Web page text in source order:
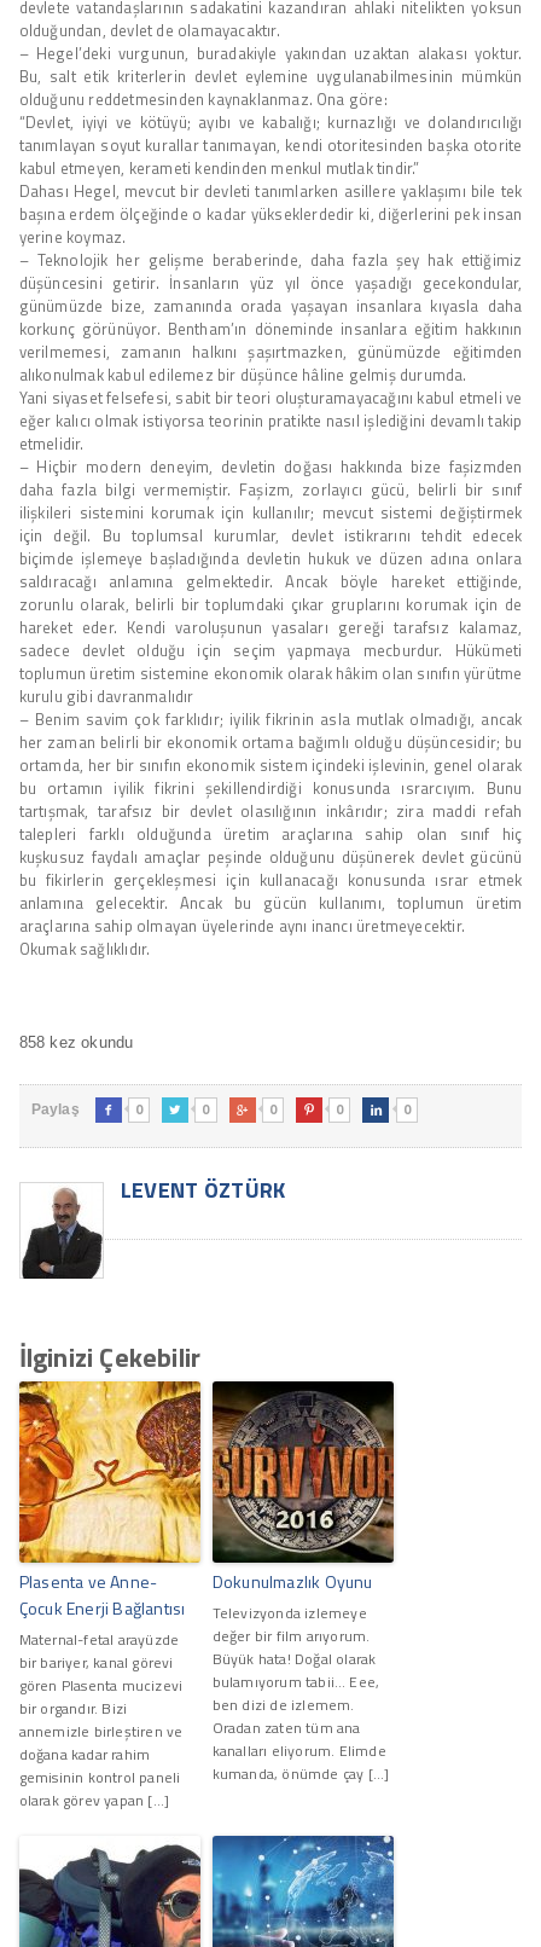
devlete vatandaşlarının sadakatini kazandıran ahlaki nitelikten yoksun
olduğundan, devlet de olamayacaktır.
– Hegel’deki vurgunun, buradakiyle yakından uzaktan alakası yoktur.
Bu, salt etik kriterlerin devlet eylemine uygulanabilmesinin mümkün
olduğunu reddetmesinden kaynaklanmaz. Ona göre:
“Devlet, iyiyi ve kötüyü; ayıbı ve kabalığı; kurnazlığı ve dolandırıcılığı
tanımlayan soyut kurallar tanımayan, kendi otoritesinden başka otorite
kabul etmeyen, kerameti kendinden menkul mutlak tindir.”
Dahası Hegel, mevcut bir devleti tanımlarken asillere yaklaşımı bile tek
başına erdem ölçeğinde o kadar yükseklerdedir ki, diğerlerini pek insan
yerine koymaz.
– Teknolojik her gelişme beraberinde, daha fazla şey hak ettiğimiz
düşüncesini getirir. İnsanların yüz yıl önce yaşadığı gecekondular,
günümüzde bize, zamanında orada yaşayan insanlara kıyasla daha
korkunç görünüyor. Bentham’ın döneminde insanlara eğitim hakkının
verilmemesi, zamanın halkını şaşırtmazken, günümüzde eğitimden
alıkonulmak kabul edilemez bir düşünce hâline gelmiş durumda.
Yani siyaset felsefesi, sabit bir teori oluşturamayacağını kabul etmeli ve
eğer kalıcı olmak istiyorsa teorinin pratikte nasıl işlediğini devamlı takip
etmelidir.
– Hiçbir modern deneyim, devletin doğası hakkında bize faşizmden
daha fazla bilgi vermemiştir. Faşizm, zorlayıcı gücü, belirli bir sınıf
ilişkileri sistemini korumak için kullanılır; mevcut sistemi değiştirmek
için değil. Bu toplumsal kurumlar, devlet istikrarını tehdit edecek
biçimde işlemeye başladığında devletin hukuk ve düzen adına onlara
saldıracağı anlamına gelmektedir. Ancak böyle hareket ettiğinde,
zorunlu olarak, belirli bir toplumdaki çıkar gruplarını korumak için de
hareket eder. Kendi varoluşunun yasaları gereği tarafsız kalamaz,
sadece devlet olduğu için seçim yapmaya mecburdur. Hükümeti
toplumun üretim sistemine ekonomik olarak hâkim olan sınıfın yürütme
kurulu gibi davranmalıdır
– Benim savim çok farklıdır; iyilik fikrinin asla mutlak olmadığı, ancak
her zaman belirli bir ekonomik ortama bağımlı olduğu düşüncesidir; bu
ortamda, her bir sınıfın ekonomik sistem içindeki işlevinin, genel olarak
bu ortamın iyilik fikrini şekillendirdiği konusunda ısrarcıyım. Bunu
tartışmak, tarafsız bir devlet olasılığının inkârıdır; zira maddi refah
talepleri farklı olduğunda üretim araçlarına sahip olan sınıf hiç
kuşkusuz faydalı amaçlar peşinde olduğunu düşünerek devlet gücünü
bu fikirlerin gerçekleşmesi için kullanacağı konusunda ısrar etmek
anlamına gelecektir. Ancak bu gücün kullanımı, toplumun üretim
araçlarına sahip olmayan üyelerinde aynı inancı üretmeyecektir.
Okumak sağlıklıdır.
858 kez okundu
Paylaş  0  0  0  0  0
LEVENT ÖZTÜRK
İlginizi Çekebilir
Plasenta ve Anne-
Çocuk Enerji Bağlantısı
Maternal-fetal arayüzde
bir bariyer, kanal görevi
gören Plasenta mucizevi
bir organdır. Bizi
annemizle birleştiren ve
doğana kadar rahim
gemisinin kontrol paneli
olarak görev yapan […]
Dokunulmazlık Oyunu
Televizyonda izlemeye
değer bir film arıyorum.
Büyük hata! Doğal olarak
bulamıyorum tabii… Eee,
ben dizi de izlemem.
Oradan zaten tüm ana
kanalları eliyorum. Elimde
kumanda, önümde çay […]